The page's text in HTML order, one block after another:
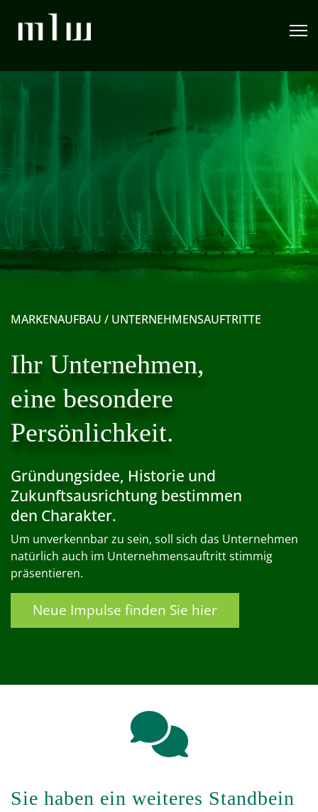
MARKENAUFBAU / UNTERNEHMENSAUFTRITTE
Ihr Unternehmen,
eine besondere
Persönlichkeit.
Gründungsidee, Historie und
Zukunftsausrichtung bestimmen
den Charakter.
Um unverkennbar zu sein, soll sich das Unternehmen
natürlich auch im Unternehmensauftritt stimmig
präsentieren.
Neue Impulse finden Sie hier
comments
Sie haben ein weiteres Standbein